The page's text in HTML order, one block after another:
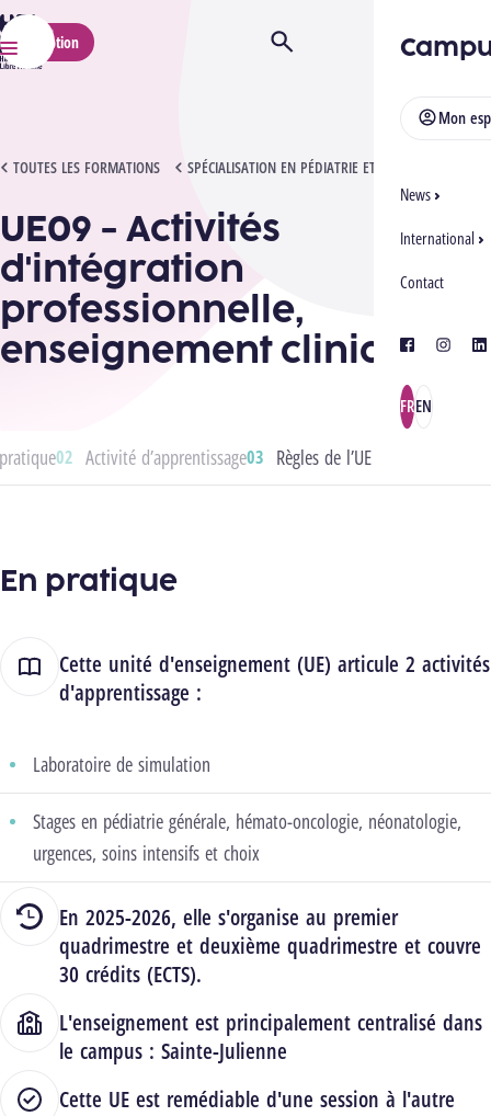
HELMo
Menu
Mon
News
International
Contact
facebook
FREN
Inscription Ouvrir/Fermer la recherche
TOUTES LES FORMATIONS SPÉCIALISATION EN PÉDIATRIE ET NÉONATOLOGIE
UE09 - ACTIVITÉS D'INTÉGRATION PROFESSIONNELLE, ENSEIGNEMENT CLINIQUE
UE09 - Activités
d'intégration
professionnelle,
enseignement clinique
Activité d’apprentissage Règles de l’UE
En pratique
Cette unité d'enseignement (UE) articule 2 activités
d'apprentissage :
Laboratoire de simulation
Stages en pédiatrie générale, hémato-oncologie, néonatologie,
urgences, soins intensifs et choix
En 2025-2026, elle s'organise au premier
quadrimestre et deuxième quadrimestre et couvre
30 crédits (ECTS).
L'enseignement est principalement centralisé dans
le campus : Sainte-Julienne
Cette UE est remédiable d'une session à l'autre